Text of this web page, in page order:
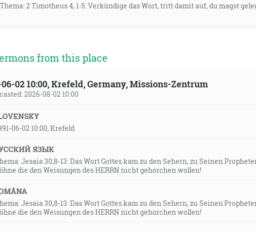
Thema: 2 Timotheus 4, 1-5: Verkündige das Wort, tritt damit auf, du magst
from this place
06-02 10:00, Krefeld, Germany, Missions-Zentrum
2026-08-02 10:00
06-02 10:00, Krefeld
ЯЗЫК
Jesaia 30,8-13: Das Wort Gottes kam zu den Sehern, zu Seinen
die den Weisungen des HERRN nicht gehorchen wollen!
Jesaia 30,8-13: Das Wort Gottes kam zu den Sehern, zu Seinen
die den Weisungen des HERRN nicht gehorchen wollen!